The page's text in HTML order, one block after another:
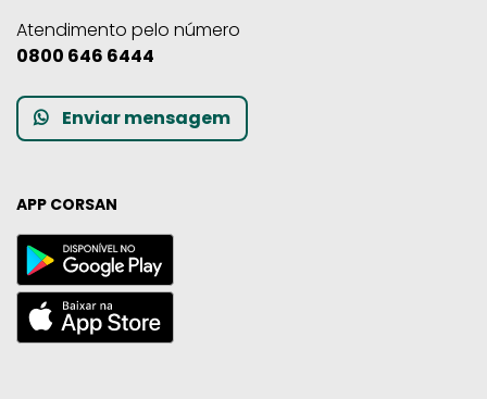
Atendimento pelo número
0800 646 6444
Enviar mensagem
APP CORSAN